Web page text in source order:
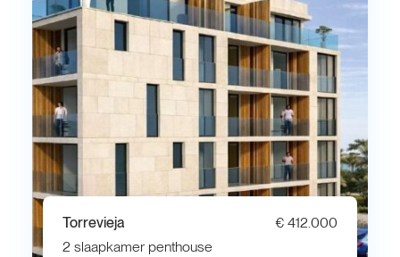
Torrevieja
€ 412.000
2 slaapkamer penthouse